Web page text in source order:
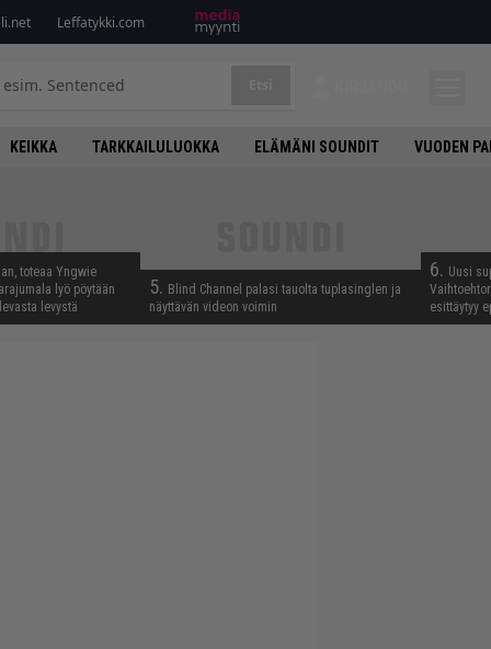
Leffatykki.com
KEIKKA TARKKAILULUOKKA ELÄMÄNI SOUNDIT VUODEN
toteaa Yngwie
lyö pöytään
levystä
5. Blind Channel palasi tauolta tuplasinglen ja
näyttävän videon voimin
6. Uusi
esittäytyy